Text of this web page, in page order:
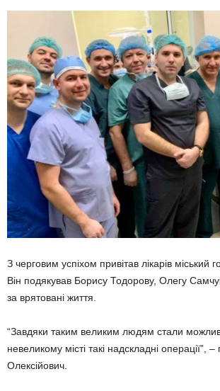
З черговим успіхом привітав лікарів міський
Він подякував Борису Тодорову, Олегу
за врятовані життя.
“Завдяки таким великим людям стали
невеликому місті такі надскладні операції”,
Олексійович.